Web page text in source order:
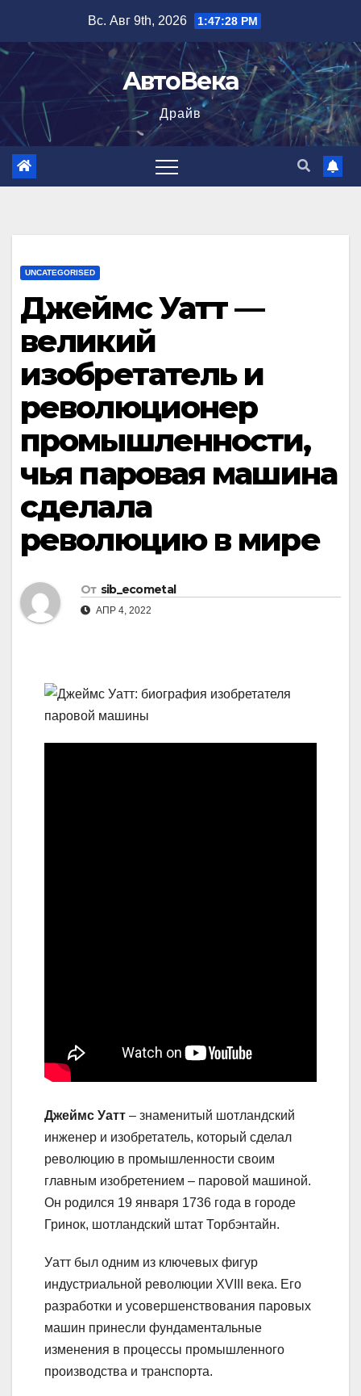
содержимому
Вс. Авг 9th, 2026 1:47:29 PM
АвтоВека
Драйв
UNCATEGORISED
Джеймс Уатт —
великий
изобретатель и
революционер
промышленности,
чья паровая машина
сделала
революцию в мире
От sib_ecometal
АПР 4, 2022
Джеймс Уатт – знаменитый шотландский
инженер и изобретатель, который сделал
революцию в промышленности своим
главным изобретением – паровой машиной.
Он родился 19 января 1736 года в городе
Гринок, шотландский штат Торбэнтайн.
Уатт был одним из ключевых фигур
индустриальной революции XVIII века. Его
разработки и усовершенствования паровых
машин принесли фундаментальные
изменения в процессы промышленного
производства и транспорта.